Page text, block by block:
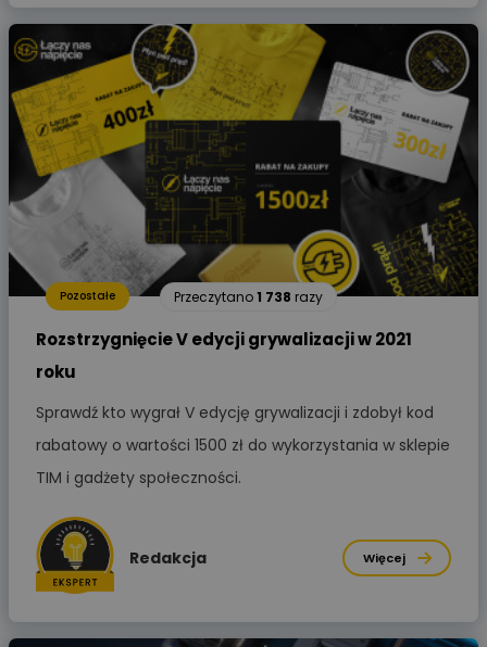
Pozostałe Przeczytano1 738 razy
Rozstrzygnięcie V edycji grywalizacji w 2021
roku
Sprawdź kto wygrał V edycję grywalizacji i zdobył kod
rabatowy o wartości 1500 zł do wykorzystania w sklepie
TIM i gadżety społeczności.
Redakcja Więcej